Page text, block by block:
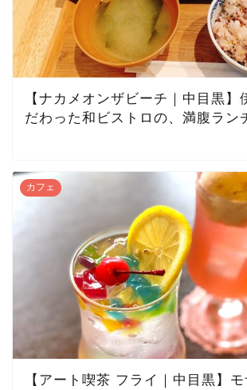
【ナカメオンザビーチ｜中目黒】
だわった和ビストロの、満腹ラン
カフェ
【アート喫茶 フライ｜中目黒】